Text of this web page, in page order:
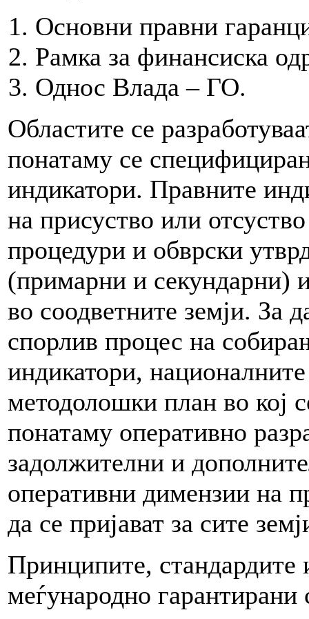
Основни правни
Рамка за финансиска
Однос Влада – ГО.
Областите се
понатаму се
индикатори. Правните
на присуство или
процедури и обврски
(примарни и секундарни)
во соодветните земји. За
спорлив процес на
индикатори,
методолошки план во кој
понатаму оперативно
задолжителни и
оперативни димензии на
да се пријават за сите
Принципите, стандардите
меѓународно гарантирани